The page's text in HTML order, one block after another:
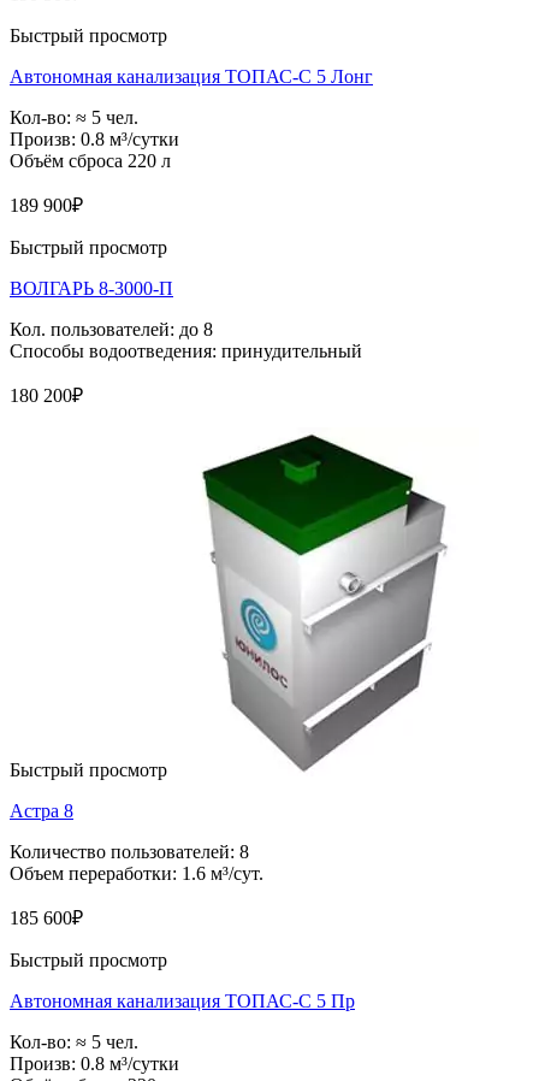
Быстрый просмотр
Автономная канализация ТОПАС-С 5 Лонг
Кол-во: ≈ 5 чел.
Произв: 0.8 м³/сутки
Объём сброса 220 л
189 900₽
Быстрый просмотр
ВОЛГАРЬ 8-3000-П
Кол. пользователей: до 8
Способы водоотведения: принудительный
180 200₽
Быстрый просмотр
Астра 8
Количество пользователей: 8
Объем переработки: 1.6 м³/сут.
185 600₽
Быстрый просмотр
Автономная канализация ТОПАС-С 5 Пр
Кол-во: ≈ 5 чел.
Произв: 0.8 м³/сутки